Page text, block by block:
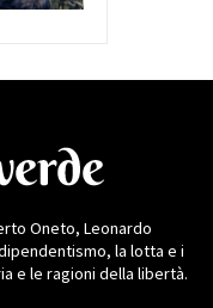
Oneto, Leonardo
la lotta e i
e le ragioni della libertà.